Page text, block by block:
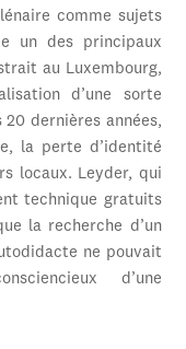
comme sujets
un des principaux
au Luxembourg,
d’une sorte
dernières années,
la perte d’identité
locaux. Leyder, qui
technique gratuits
la recherche d’un
ne pouvait
d’une